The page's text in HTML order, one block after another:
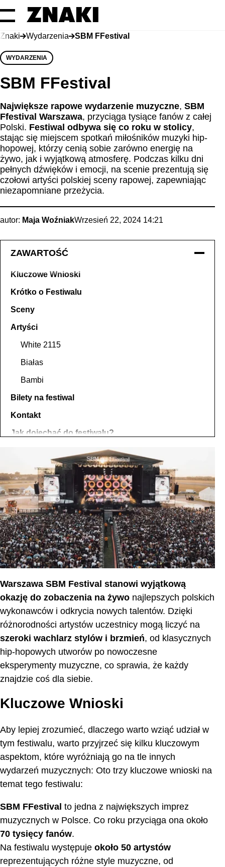
Znaki Wydarzenia SBM FFestival
WYDARZENIA
SBM FFestival
Największe rapowe wydarzenie muzyczne, SBM
Ffestival Warszawa, przyciąga tysiące fanów z całej
Polski. Festiwal odbywa się co roku w stolicy,
stając się miejscem spotkań miłośników muzyki hip-
hopowej, którzy cenią sobie zarówno energię na
żywo, jak i wyjątkową atmosferę. Podczas kilku dni
pełnych dźwięków i emocji, na scenie prezentują się
czołowi artyści polskiej sceny rapowej, zapewniając
niezapomniane przeżycia.
autor: Maja WoźniakWrzesień 22, 2024 14:21
ZAWARTOŚĆ
Kluczowe Wnioski
Krótko o Festiwalu
Sceny
Artyści
White 2115
Białas
Bambi
Bilety na festiwal
Kontakt
Jak dojechać do festiwalu?
Inne Festiwale w Polsce
OFF Festival
Open’er Festival
Pol'and'Rock Festival
Zakończenie
CZĘSTO ZADAWANE PYTANIA
Warszawa SBM Festival stanowi wyjątkową
okazję do zobaczenia na żywo najlepszych polskich
wykonawców i odkrycia nowych talentów. Dzięki
różnorodności artystów uczestnicy mogą liczyć na
szeroki wachlarz stylów i brzmień, od klasycznych
hip-hopowych utworów po nowoczesne
eksperymenty muzyczne, co sprawia, że każdy
znajdzie coś dla siebie.
Kluczowe Wnioski
Aby lepiej zrozumieć, dlaczego warto wziąć udział w
tym festiwalu, warto przyjrzeć się kilku kluczowym
aspektom, które wyróżniają go na tle innych
wydarzeń muzycznych: Oto trzy kluczowe wnioski na
temat tego festiwalu:
SBM FFestival to jedna z największych imprez
muzycznych w Polsce. Co roku przyciąga ona około
70 tysięcy fanów.
Na festiwalu występuje około 50 artystów
reprezentujących różne style muzyczne, od